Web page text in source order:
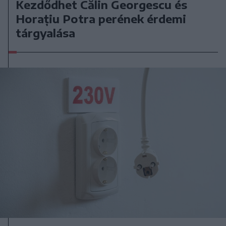
Kezdődhet Călin Georgescu és
Horațiu Potra perének érdemi
tárgyalása